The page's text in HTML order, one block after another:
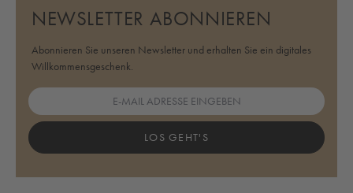
NEWSLETTER ABONNIEREN
Abonnieren Sie unseren Newsletter und erhalten Sie ein digitales
Willkommensgeschenk.
LOS GEHT'S